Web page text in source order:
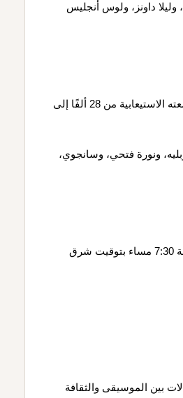
وليلا داونز، ولوس أنجليس
يقام يوم الجمعة 12 يونيو/حزيران في ملعب «بي إم أو فيلد» بتورنتو -الذي رُفعت سعته الاستيعابية من 28 ألفًا إلى
ونورة فتحي، وسانجوي،
يقام يوم الجمعة 12 يونيو/حزيران في ملعب «SoFi» بلوس أنجلوس في تمام الساعة 7:30 مساء بتوقيت شرق
بين الموسيقى والثقافة